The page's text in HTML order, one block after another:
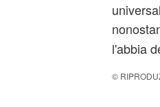
l'abbia
©